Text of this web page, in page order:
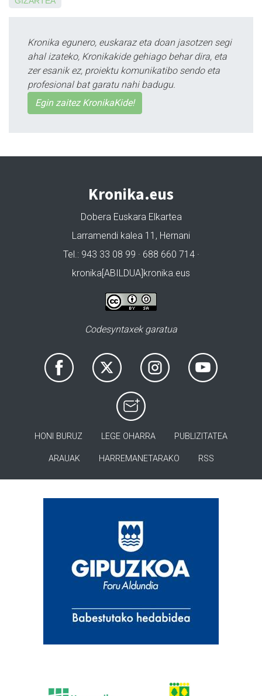
Kronika egunero, euskaraz eta doan jasotzen segi
ahal izateko, Kronikakide gehiago behar dira, eta
zer esanik ez, proiektu komunikatibo sendo eta
profesional bat garatu nahi badugu.
Egin zaitez KronikaKide!
Kronika.eus
Dobera Euskara Elkartea
Larramendi kalea 11, Hernani
Tel.: 943 33 08 99 · 688 660 714 ·
kronika[ABILDUA]kronika.eus
Codesyntaxek garatua
HONI BURUZ LEGE OHARRA PUBLIZITATEA
ARAUAK HARREMANETARAKO RSS